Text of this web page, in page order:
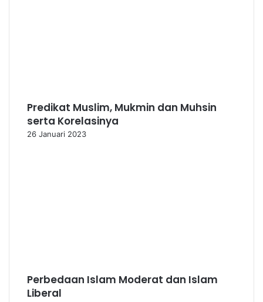
Predikat Muslim, Mukmin dan Muhsin
serta Korelasinya
26 Januari 2023
Perbedaan Islam Moderat dan Islam
Liberal